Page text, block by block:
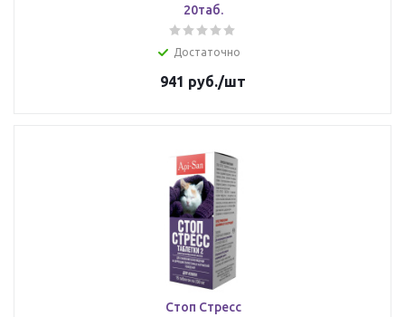
20таб.
Достаточно
941 руб./шт
Стоп Стресс